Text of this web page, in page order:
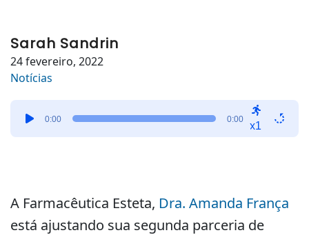
Sarah Sandrin
24 fevereiro, 2022
Notícias
0:00 0:00
x1
A Farmacêutica Esteta, Dra. Amanda França
está ajustando sua segunda parceria de